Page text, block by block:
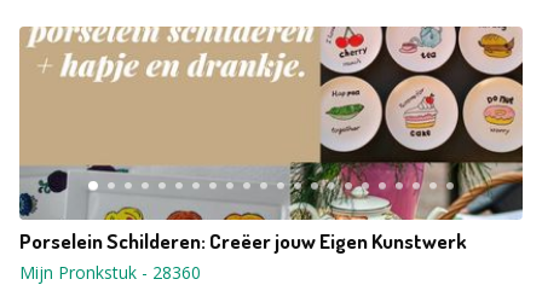
Porselein Schilderen: Creëer jouw Eigen Kunstwerk
Mijn Pronkstuk - 28360